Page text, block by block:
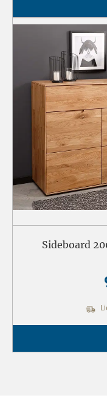
Sideboard